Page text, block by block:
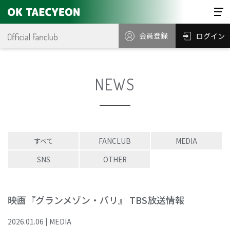
会員登録 ログイン
NEWS
すべて FANCLUB
MEDIA
SNS
OTHER
映画『グランメゾン・パリ』 TBS放送情報
2026.01.06 | MEDIA